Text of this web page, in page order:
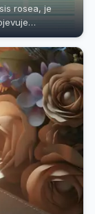
rosea, je